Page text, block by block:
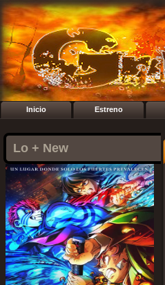
Inicio Estreno
Lo + New